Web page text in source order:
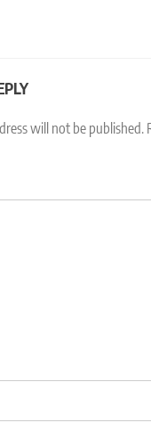
will not be published.